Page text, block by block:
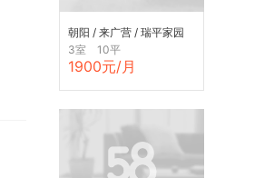
朝阳 / 来广营 / 瑞平家园
(C区)
3室 10平
1900元/月